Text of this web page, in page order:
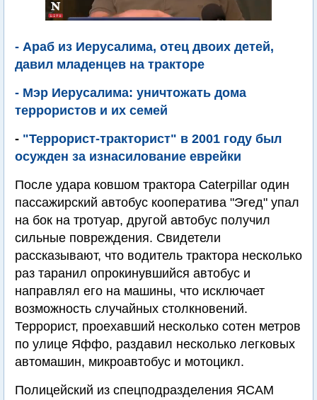
- Араб из Иерусалима, отец двоих детей,
давил младенцев на тракторе
- Мэр Иерусалима: уничтожать дома
террористов и их семей
- "Террорист-тракторист" в 2001 году был
осужден за изнасилование еврейки
После удара ковшом трактора Caterpillar один
пассажирский автобус кооператива "Эгед" упал
на бок на тротуар, другой автобус получил
сильные повреждения. Свидетели
рассказывают, что водитель трактора несколько
раз таранил опрокинувшийся автобус и
направлял его на машины, что исключает
возможность случайных столкновений.
Террорист, проехавший несколько сотен метров
по улице Яффо, раздавил несколько легковых
автомашин, микроавтобус и мотоцикл.
Полицейский из спецподразделения ЯСАМ